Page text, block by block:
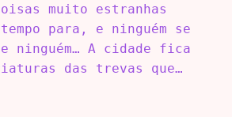
muito estranhas
para, e ninguém se
ninguém… A cidade fica
das trevas que…